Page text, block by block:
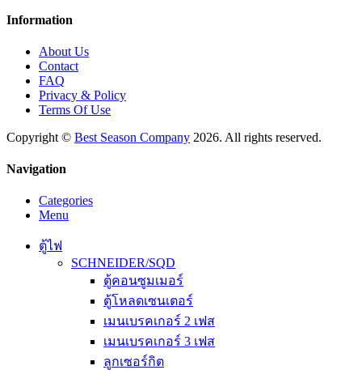
Information
About Us
Contact
FAQ
Privacy & Policy
Terms Of Use
Copyright © Best Season Company 2026. All rights reserved.
Navigation
Categories
Menu
ตู้ไฟ
SCHNEIDER/SQD
ตู้คอนซูมเมอร์
ตู้โหลดเซนเตอร์
เมนเบรคเกอร์ 2 เฟส
เมนเบรคเกอร์ 3 เฟส
ลูกเซอร์กิต